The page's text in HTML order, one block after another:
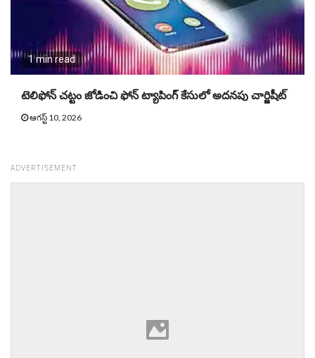
1 min read
టెలిఫోన్ చట్టం జోడించి ఫోన్ ట్యాపింగ్ కేసులో అదనపు చార్జిషీట్
ఆగస్ట్ 10, 2026
ADVERTISEMENT